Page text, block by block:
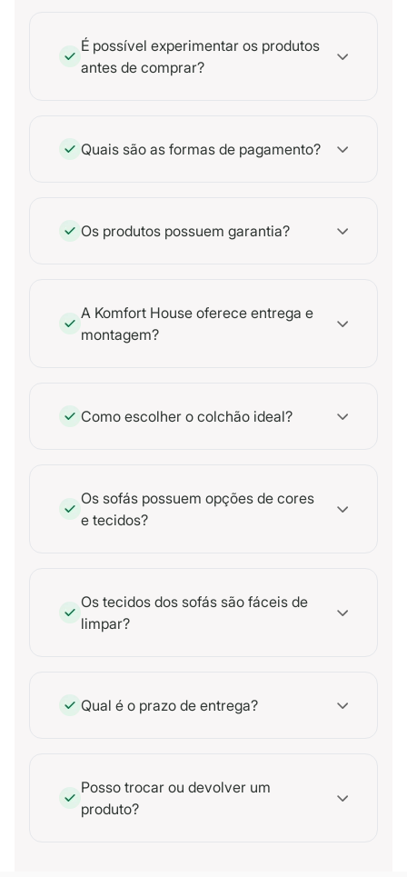
É possível experimentar os produtos
antes de comprar?
Quais são as formas de pagamento?
Os produtos possuem garantia?
A Komfort House oferece entrega e
montagem?
Como escolher o colchão ideal?
Os sofás possuem opções de cores
e tecidos?
Os tecidos dos sofás são fáceis de
limpar?
Qual é o prazo de entrega?
Posso trocar ou devolver um
produto?